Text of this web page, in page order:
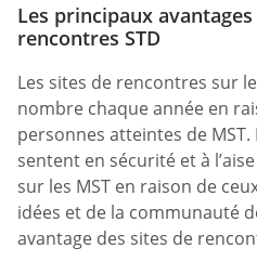
Les principaux
rencontres STD
Les sites de rencontres sur
nombre chaque année en
personnes atteintes de
sentent en sécurité et à
sur les MST en raison de
idées et de la communauté
avantage des sites de